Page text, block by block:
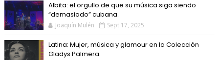
Albita: el orgullo de que su música siga siendo
“demasiado” cubana.
Joaquín Mulén Sept 17, 2025
Latina: Mujer, música y glamour en la Colección
Gladys Palmera.